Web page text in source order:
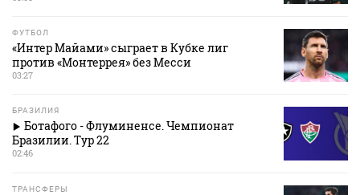
ФУТБОЛ
«Интер Майами» сыграет в Кубке лиг
против «Монтеррея» без Месси
03:27
БРАЗИЛИЯ
Ботафого - Флуминенсе. Чемпионат
Бразилии. Тур 22
02:46
ТРАНСФЕРЫ